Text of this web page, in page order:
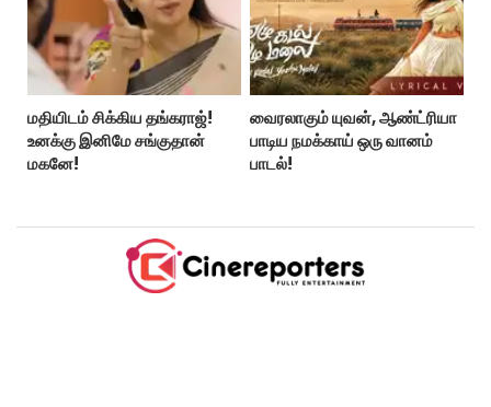
மதியிடம் சிக்கிய தங்கராஜ்!
உனக்கு இனிமே சங்குதான்
மகனே!
வைரலாகும் யுவன், ஆண்ட்ரியா
பாடிய நமக்காய் ஒரு வானம்
பாடல்!